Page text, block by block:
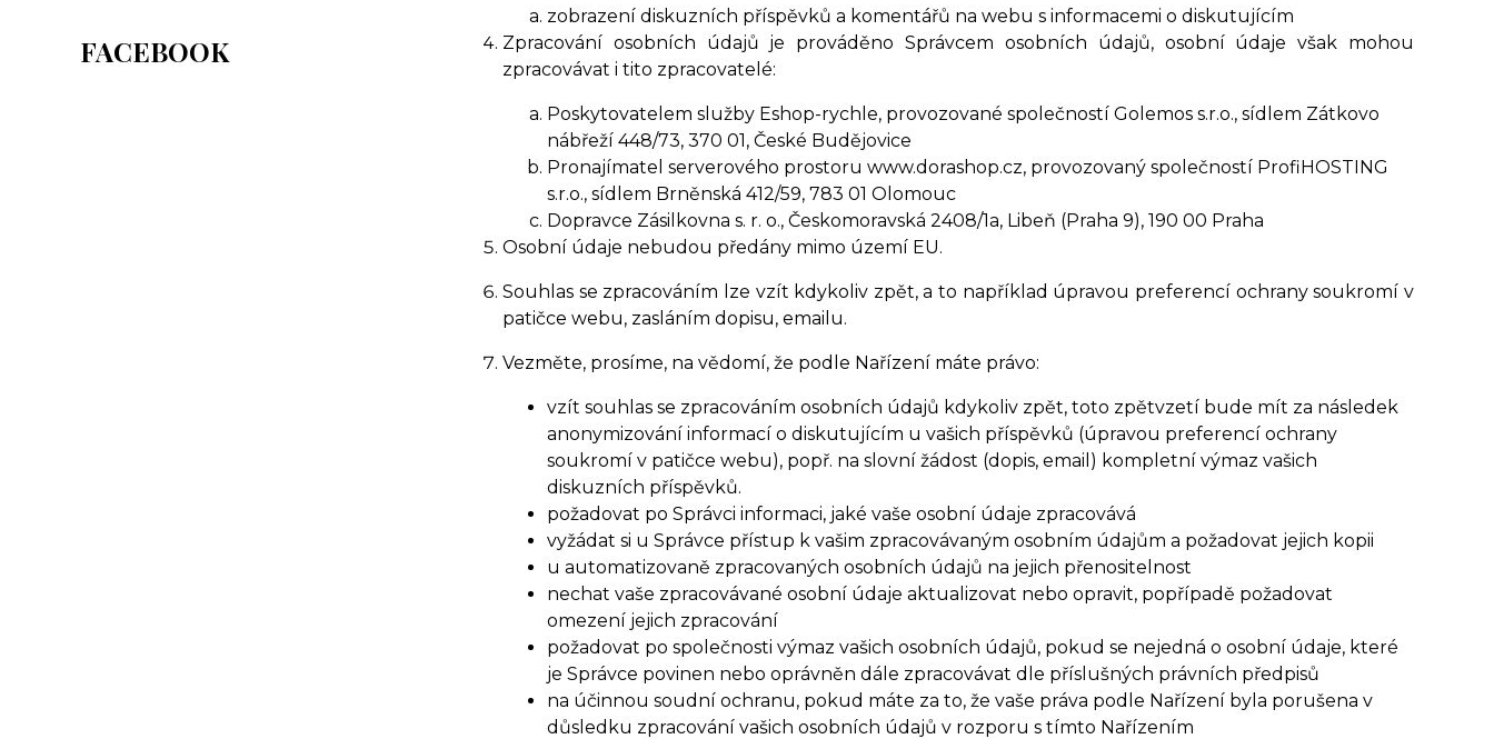
FACEBOOK
zobrazení diskuzních příspěvků a komentářů na webu s informacemi o diskutujícím
Zpracování osobních údajů je prováděno Správcem osobních údajů, osobní údaje však mohou
zpracovávat i tito zpracovatelé:
Poskytovatelem služby Eshop-rychle, provozované společností Golemos s.r.o., sídlem Zátkovo
nábřeží 448/73, 370 01, České Budějovice
Pronajímatel serverového prostoru www.dorashop.cz, provozovaný společností ProfiHOSTING
s.r.o., sídlem Brněnská 412/59, 783 01 Olomouc
Dopravce Zásilkovna s. r. o., Českomoravská 2408/1a, Libeň (Praha 9), 190 00 Praha
Osobní údaje nebudou předány mimo území EU.
Souhlas se zpracováním lze vzít kdykoliv zpět, a to například úpravou preferencí ochrany soukromí v
patičce webu, zasláním dopisu, emailu.
Vezměte, prosíme, na vědomí, že podle Nařízení máte právo:
vzít souhlas se zpracováním osobních údajů kdykoliv zpět, toto zpětvzetí bude mít za násl edek
anonymizování informací o diskutujícím u vašich příspěvků (úpravou preferencí ochrany
soukromí v patičce webu), popř. na slovní žádost (dopis, email) kompletní výmaz vašich
diskuzních příspěvků.
požadovat po Správci informaci, jaké vaše osobní údaje zpracovává
vyžádat si u Správce přístup k vašim zpracovávaným osobním údajům a požadovat jejich kopii
u automatizovaně zpracovaných osobních údajů na jejich přenositelnost
nechat vaše zpracovávané osobní údaje aktualizovat nebo opravit, popřípadě požadovat
omezení jejich zpracování
požadovat po společnosti výmaz vašich osobních údajů, pokud se nejedná o osobní údaje, které
je Správce povinen nebo oprávněn dále zpracovávat dle příslušných právních předpisů
na účinnou soudní ochranu, pokud máte za to, že vaše práva podle Nařízení byla porušena v
důsledku zpracování vašich osobních údajů v rozporu s tímto Nařízením